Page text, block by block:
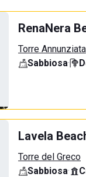
RenaNera
Torre Annunziata
Sabbiosa·
Lavela
Torre del Greco
Sabbiosa·